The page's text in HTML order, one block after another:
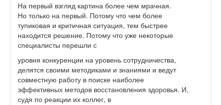
На первый взгляд картина более чем мрачная.
Но только на первый. Потому что чем более
тупиковая и критичная ситуация, тем быстрее
находится решение. Потому что уже некоторые
специалисты перешли с
уровня конкуренции на уровень сотрудничества,
делятся своими методиками и знаниями и ведут
совместную работу в поиске наиболее
эффективных методов восстановления здоровья. И,
судя по реакции их коллег, в